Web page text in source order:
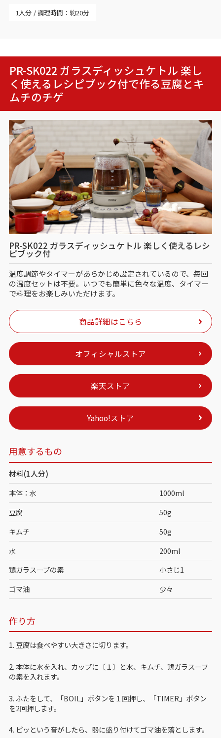
1人分 調理時間：約20分
PR-SK022 ガラスディッシュケトル 楽し
く使えるレシピブック付で作る豆腐とキ
ムチのチゲ
PR-SK022 ガラスディッシュケトル 楽しく使えるレシ
ピブック付
温度調節やタイマーがあらかじめ設定されているので、毎回
の温度セットは不要。いつでも簡単に色々な温度、タイマー
で料理をお楽しみいただけます。
商品詳細はこちら
オフィシャルストア
楽天ストア
Yahoo!ストア
用意するもの
材料(1人分)
本体：水
1000ml
豆腐
50g
キムチ
50g
水
200ml
鶏ガラスープの素
小さじ1
ゴマ油
少々
作り方
1. 豆腐は食べやすい大きさに切ります。
2. 本体に水を入れ、カップに〔１〕と水、キムチ、鶏ガラスープ
の素を入れます。
3. ふたをして、「BOIL」ボタンを１回押し、「TIMER」ボタン
を2回押します。
4. ピッという音がしたら、器に盛り付けてゴマ油を落とします。